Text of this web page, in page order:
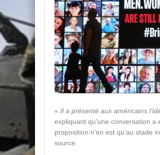
« Il a présenté aux américains
expliquant qu’une conversation
proposition n’en est qu’au stade
source.